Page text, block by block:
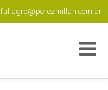
fullagro@perezmillan.com.ar